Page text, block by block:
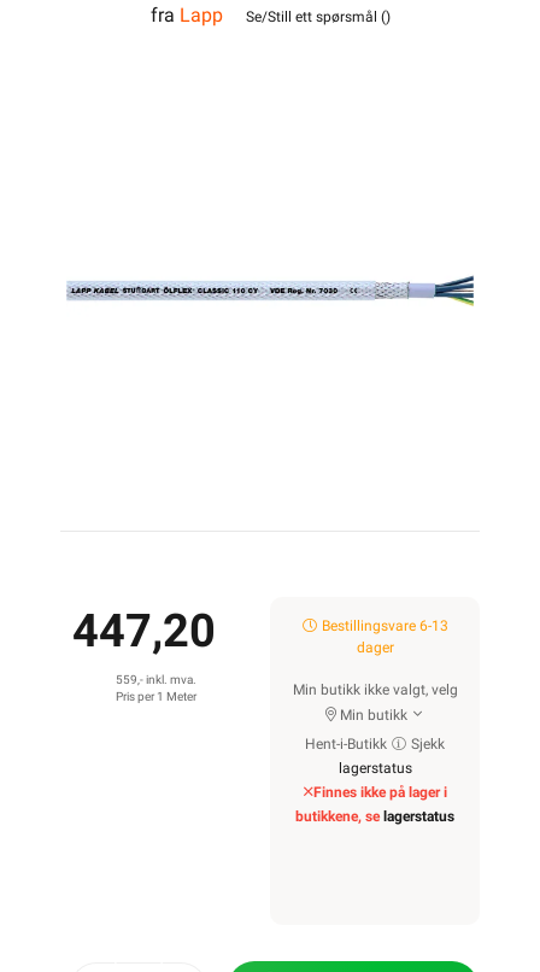
4G10
fra Lapp Se/Still ett spørsmål ()
447,20
559,- inkl. mva.
Pris per 1 Meter
Bestillingsvare 6-13
dager
Min butikk ikke valgt, velg
Min butikk
Hent-i-Butikk
Sjekk
lagerstatus
Finnes ikke på lager i
butikkene, se lagerstatus